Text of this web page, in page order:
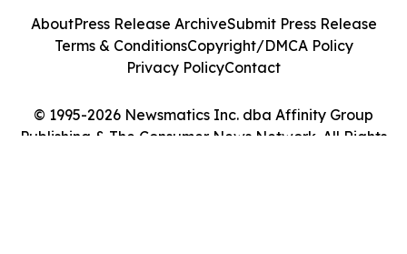
© 1995-2026 Newsmatics Inc. dba Affinity Group
Publishing & The Consumer News Network. All Rights
AboutPress Release ArchiveSubmit Press Release
Terms & ConditionsCopyright/DMCA Policy
Privacy PolicyContact